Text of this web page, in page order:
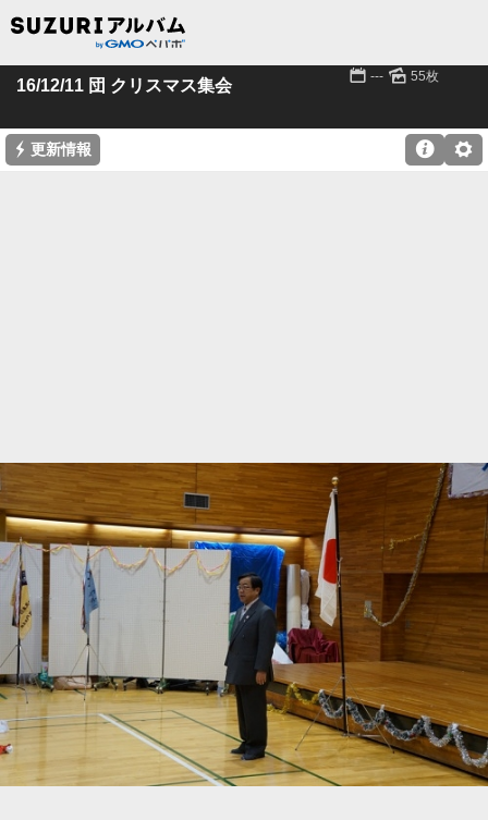
16/12/11 団 クリスマス集会 📅 --- 🌄 55枚
⚡ 更新情報 ⚙
